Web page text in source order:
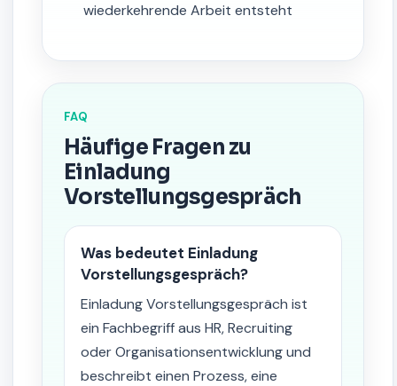
wiederkehrende Arbeit entsteht
FAQ
Häufige Fragen zu
Einladung
Vorstellungsgespräch
Was bedeutet Einladung
Vorstellungsgespräch?
Einladung Vorstellungsgespräch ist
ein Fachbegriff aus HR, Recruiting
oder Organisationsentwicklung und
beschreibt einen Prozess, eine